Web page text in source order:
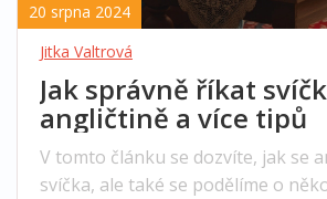
20 srpna 2024
Jitka Valtrová
Jak správně říkat
angličtině a více tipů
V tomto článku se dozvíte, jak se
svíčka, ale také se podělíme o